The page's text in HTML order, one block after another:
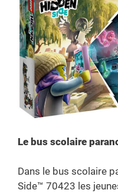
Le bus scolaire
Dans le bus scolaire
Side™ 70423 les